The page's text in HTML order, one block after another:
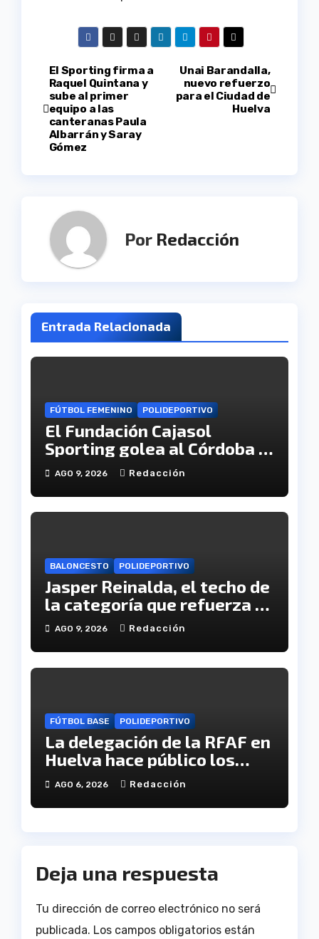
Navegación
de
entradas
Unai Barandalla,
nuevo refuerzo
para el Ciudad de
Huelva
El Sporting firma a
Raquel Quintana y
sube al primer
equipo a las
canteranas Paula
Albarrán y Saray
Gómez
Por Redacción
Entrada Relacionada
FÚTBOL FEMENINO POLIDEPORTIVO
El Fundación Cajasol
Sporting golea al Córdoba y
se cita con el Granada en
semifinales de Copa
AGO 9, 2026 Redacción
BALONCESTO POLIDEPORTIVO
Jasper Reinalda, el techo de
la categoría que refuerza el
juego interior del CB. Onuba
AGO 9, 2026 Redacción
FÚTBOL BASE POLIDEPORTIVO
La delegación de la RFAF en
Huelva hace público los
calendarios de la categoría
juvenil
AGO 6, 2026 Redacción
Deja una respuesta
Tu dirección de correo electrónico no será
publicada. Los campos obligatorios están